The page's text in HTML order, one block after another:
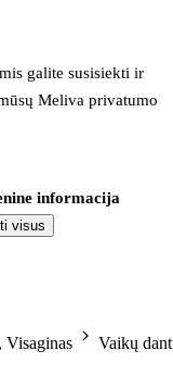
galite susisiekti ir
Meliva privatumo
informacija
visus
Visaginas
Vaikų